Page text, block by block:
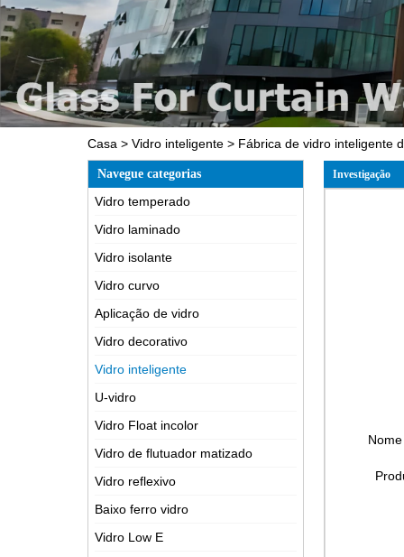
Casa > Vidro inteligente > Fábrica de vidro inteligente
Navegue categorias
Vidro temperado
Vidro laminado
Vidro isolante
Vidro curvo
Aplicação de vidro
Vidro decorativo
Vidro inteligente
U-vidro
Vidro Float incolor
Vidro de flutuador matizado
Vidro reflexivo
Baixo ferro vidro
Vidro Low E
Investigação